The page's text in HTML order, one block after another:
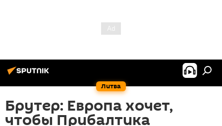
Литва
Брутер: Европа хочет,
чтобы Прибалтика